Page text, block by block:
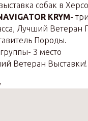
собак в
KRYM-
Лучший Ветеран
Породы.
3 место
Ветеран Выставки!